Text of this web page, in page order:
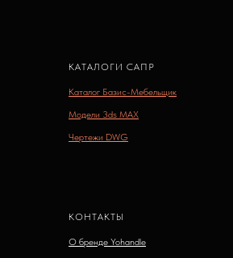
КАТАЛОГИ САПР
Каталог Базис-Мебельщик
Модели 3ds MAX
Чертежи DWG
КОНТАКТЫ
О бренде Yohandle